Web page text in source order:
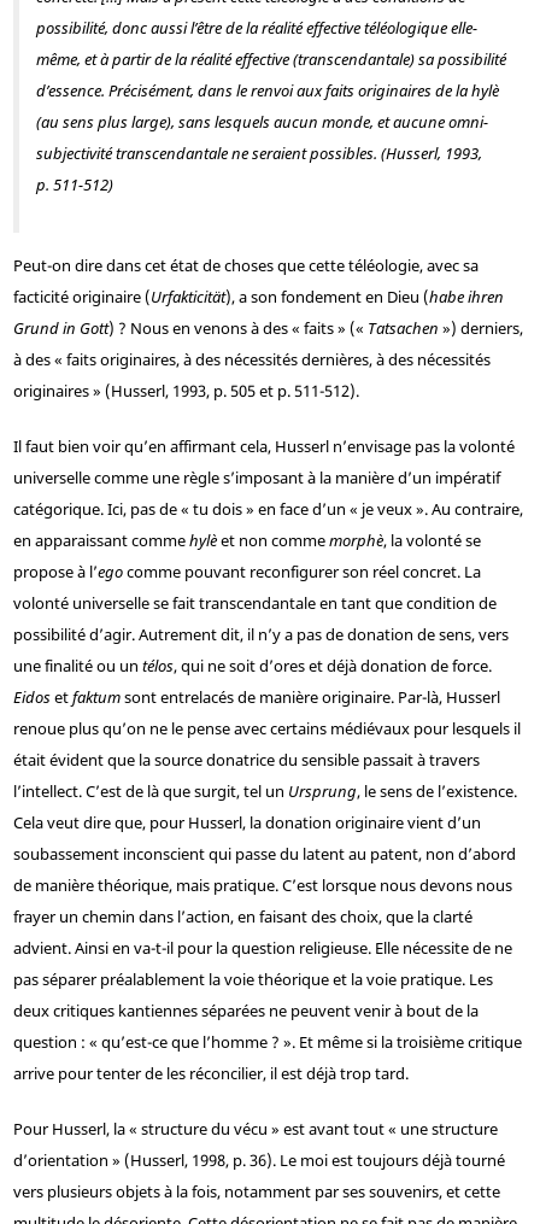
possibilité, donc aussi l’être de la réalité effective téléologique elle-
même, et à partir de la réalité effective (transcendantale) sa possibilité
d’essence. Précisément, dans le renvoi aux faits originaires de lahylè
(au sens plus large), sans lesquels aucun monde, et aucune omni-
subjectivité transcendantale ne seraient possibles. (Husserl, 1993,
p. 511-512)
Peut-on dire dans cet état de choses que cette téléologie, avec sa
facticité originaire (Urfakticität), a son fondement en Dieu (habe ihren
Grund in Gott) ? Nous en venons à des « faits » (« Tatsachen ») derniers,
à des « faits originaires, à des nécessités dernières, à des nécessités
originaires » (Husserl, 1993, p. 505 et p. 511-512).
Il faut bien voir qu’en affirmant cela, Husserl n’envisage pas la volonté
universelle comme une règle s’imposant à la manière d’un impératif
catégorique. Ici, pas de « tu dois » en face d’un « je veux ». Au contraire,
en apparaissant commehylèet non commemorphè, la volonté se
propose à l’egocomme pouvant reconfigurer son réel concret. La
volonté universelle se fait transcendantale en tant que condition de
possibilité d’agir. Autrement dit, il n’y a pas de donation de sens, vers
une finalité ou un télos, qui ne soit d’ores et déjà donation de force.
Eidosetfaktumsont entrelacés de manière originaire. Par-là, Husserl
renoue plus qu’on ne le pense avec certains médiévaux pour lesquels il
était évident que la source donatrice du sensible passait à travers
l’intellect. C’est de là que surgit, tel un Ursprung, le sens de l’existence.
Cela veut dire que, pour Husserl, la donation originaire vient d’un
soubassement inconscient qui passe du latent au patent, non d’abord
de manière théorique, mais pratique. C’est lorsque nous devons nous
frayer un chemin dans l’action, en faisant des choix, que la clarté
advient. Ainsi en va-t-il pour la question religieuse. Elle nécessite de ne
pas séparer préalablement la voie théorique et la voie pratique. Les
deux critiques kantiennes séparées ne peuvent venir à bout de la
question : « qu’est-ce que l’homme ? ». Et même si la troisième critique
arrive pour tenter de les réconcilier, il est déjà trop tard.
Pour Husserl, la « structure du vécu » est avant tout « une structure
d’orientation » (Husserl, 1998, p. 36). Le moi est toujours déjà tourné
vers plusieurs objets à la fois, notamment par ses souvenirs, et cette